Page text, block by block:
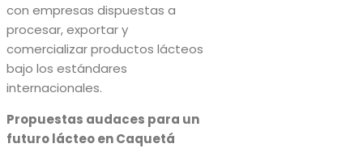
con empresas dispuestas a
procesar, exportar y
comercializar productos lácteos
bajo los estándares
internacionales.
Propuestas audaces para un
futuro lácteo en Caquetá